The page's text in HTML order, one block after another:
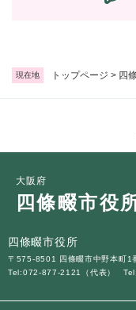
現在地 トップページ > 四
大阪府
四條畷市役
四條畷市役所
〒575-8501 四條畷市中野本町1
Tel:072-877-2121（代表）